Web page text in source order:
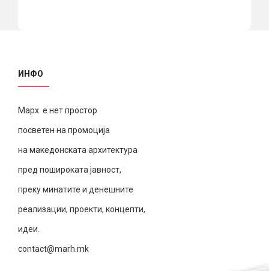
ИНФО
Марх е нет простор
посветен на промоција
на македонската архитектура
пред пошироката јавност,
преку минатите и денешните
реализации, проекти, концепти,
идеи.
contact@marh.mk